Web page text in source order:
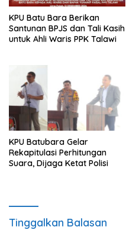
KPU Batu Bara Berikan
Santunan BPJS dan Tali Kasih
untuk Ahli Waris PPK Talawi
KPU Batubara Gelar
Rekapitulasi Perhitungan
Suara, Dijaga Ketat Polisi
Tinggalkan Balasan